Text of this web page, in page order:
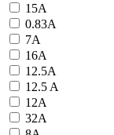
15A
0.83A
7A
16A
12.5A
12.5 A
12A
32A